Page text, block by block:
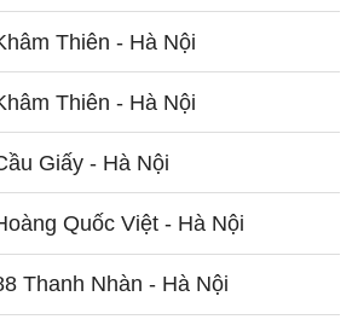
Thiên - Hà Nội
Thiên - Hà Nội
Giấy - Hà Nội
Quốc Việt - Hà Nội
Thanh Nhàn - Hà Nội